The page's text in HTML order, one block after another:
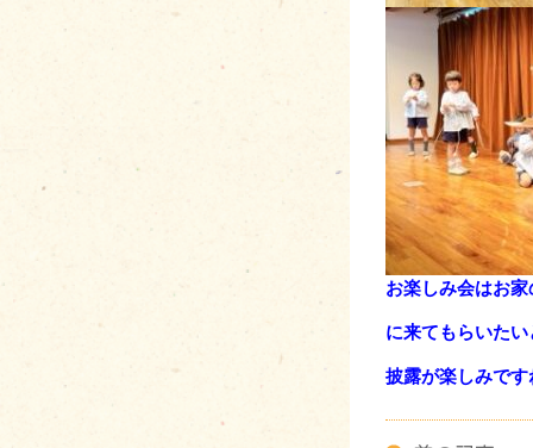
お楽しみ会はお
に来てもらいた
披露が楽しみです